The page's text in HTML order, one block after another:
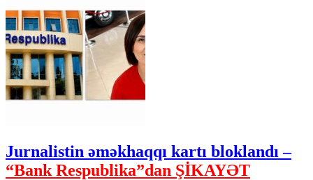
Jurnalistin əməkhaqqı kartı bloklandı –
“Bank Respublika”dan ŞİKAYƏT